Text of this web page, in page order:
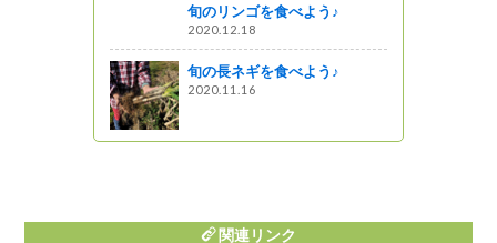
旬のリンゴを食べよう♪
2020.12.18
旬の長ネギを食べよう♪
2020.11.16
関連リンク